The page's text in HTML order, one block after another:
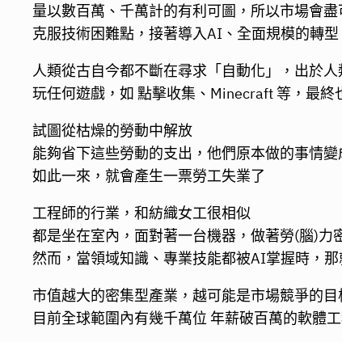
量以數百萬、千萬計的有利可圖，所以市場會
克服技術困難點，接著導入AI、全面規模的轉型
人類從古自今都不斷在尋求「自動化」，出於人
玩任何遊戲，如 點擊收集、Minecraft 等，最終
試圖從枯燥的勞動中解放
能夠省下這些勞動的支出，他們原本做的事情
如此一來，就會產生一票勞工失業了
工程師的行業，和紡織女工很相似
都是坐在室內，面對著一台機器，做著勞(腦)力
然而，當領域知識、專業技能都被AI掌握時，
市值越大的密集型產業，越可能是市場競爭的目
目前全球範圍內有幾千萬位 年薪破百萬的軟體